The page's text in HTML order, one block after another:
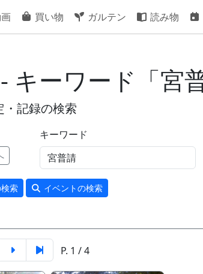
買い物 ガルテン 読み物
ーワード「宮
記録の検索
キーワード
索 イベントの検索
P. 1 / 4